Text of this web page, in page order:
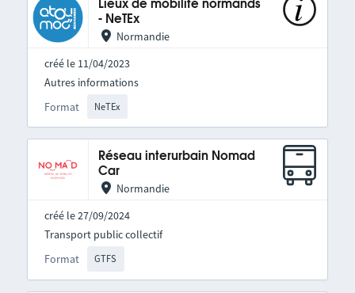
Lieux de mobilité normands
- NeTEx
Normandie
créé le 11/04/2023
Format NeTEx
Autres informations
Réseau interurbain Nomad
Car
Normandie
créé le 27/09/2024
Format GTFS
Transport public collectif